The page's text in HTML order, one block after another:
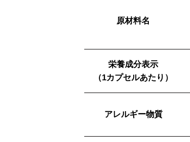
原材料名
栄養成分表示
（1カプセルあたり）
アレルギー物質